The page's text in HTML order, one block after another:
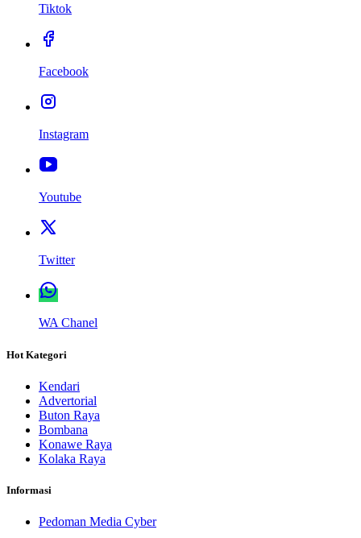
Tiktok
Facebook
Instagram
Youtube
Twitter
WA Chanel
Hot Kategori
Kendari
Advertorial
Buton Raya
Bombana
Konawe Raya
Kolaka Raya
Informasi
Pedoman Media Cyber